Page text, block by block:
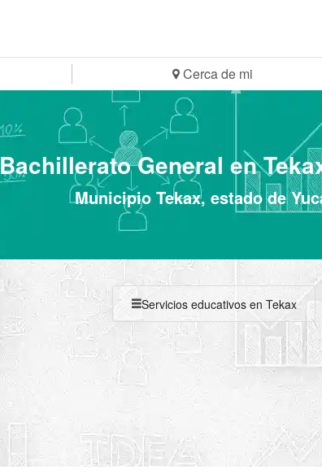
Cerca de mi
Bachillerato General en
Municipio Tekax, estado de
Servicios educativos en Tekax